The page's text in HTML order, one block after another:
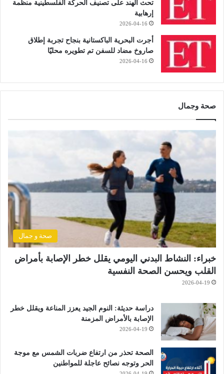
تحث الهند على تصنيف الحركة الفلسطينية منظمة
إرهابية
2026-04-16
أجرت البحرية الباكستانية بنجاح تجربة إطلاق
صاروخ مضاد للسفن تم تطويره محليًا
2026-04-16
صحة وجمال
صحة و جمال
خبراء: النشاط البدني اليومي يقلل خطر الإصابة بأمراض
القلب ويحسن الصحة النفسية
2026-04-19
دراسة حديثة: النوم الجيد يعزز المناعة ويقلل خطر
الإصابة بالأمراض المزمنة
2026-04-19
الصحة تحذر من ارتفاع ضربات الشمس مع موجة
الحر وتوجه نصائح عاجلة للمواطنين